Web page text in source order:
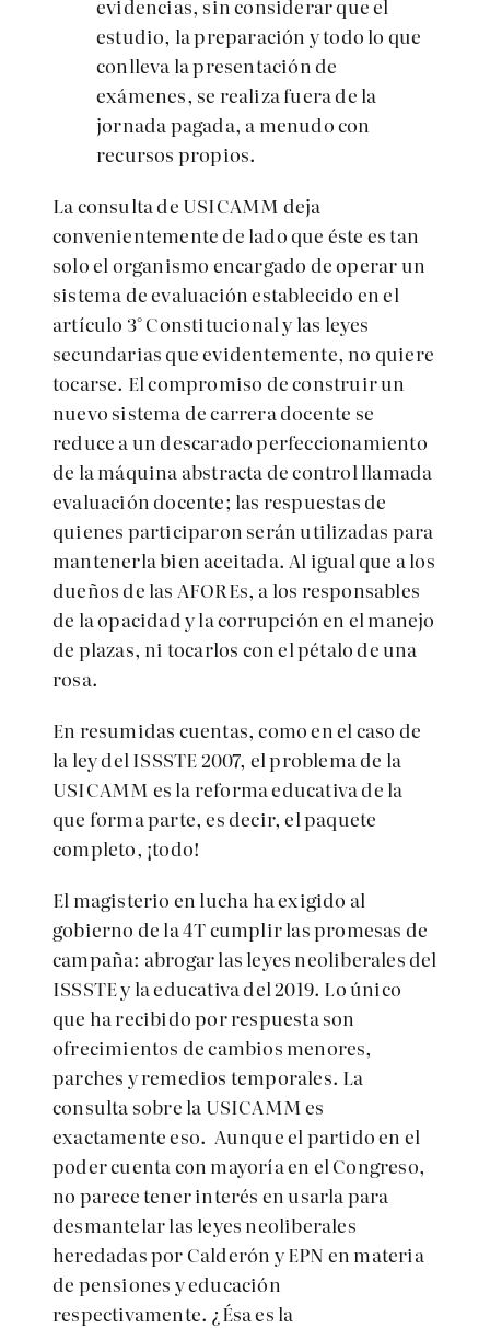
evidencias, sin considerar que el
estudio, la preparación y todo lo que
conlleva la presentación de
exámenes, se realiza fuera de la
jornada pagada, a menudo con
recursos propios.
La consulta de USICAMM deja
convenientemente de lado que éste es tan
solo el organismo encargado de operar un
sistema de evaluación establecido en el
artículo 3° Constitucional y las leyes
secundarias que evidentemente, no quiere
tocarse. El compromiso de construir un
nuevo sistema de carrera docente se
reduce a un descarado perfeccionamiento
de la máquina abstracta de control llamada
evaluación docente; las respuestas de
quienes participaron serán utilizadas para
mantenerla bien aceitada. Al igual que a los
dueños de las AFOREs, a los responsables
de la opacidad y la corrupción en el manejo
de plazas, ni tocarlos con el pétalo de una
rosa.
En resumidas cuentas, como en el caso de
la ley del ISSSTE 2007, el problema de la
USICAMM es la reforma educativa de la
que forma parte, es decir, el paquete
completo, ¡todo!
El magisterio en lucha ha exigido al
gobierno de la 4T cumplir las promesas de
campaña: abrogar las leyes neoliberales del
ISSSTE y la educativa del 2019. Lo único
que ha recibido por respuesta son
ofrecimientos de cambios menores,
parches y remedios temporales. La
consulta sobre la USICAMM es
exactamente eso. Aunque el partido en el
poder cuenta con mayoría en el Congreso,
no parece tener interés en usarla para
desmantelar las leyes neoliberales
heredadas por Calderón y EPN en materia
de pensiones y educación
respectivamente. ¿Ésa es la